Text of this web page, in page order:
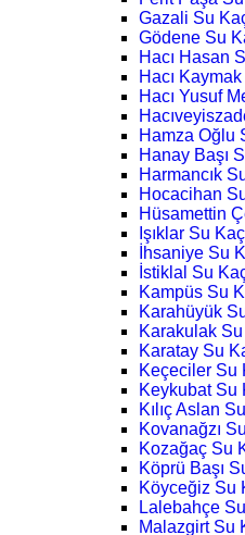
Gazali Su
Gödene Su
Hacı Hasan
Hacı
Hacı Yusuf
Hamza Oğlu
Hanay Başı
Harmancık
Hocacihan
Hüsamettin
Işıklar Su
İhsaniye Su
İstiklal Su
Kampüs Su
Karahüyük
Karakulak Su
Karatay Su
Keçeciler Su
Keykubat Su
Kılıç Aslan
Kovanağzı
Kozağaç Su
Köprü Başı
Köyceğiz Su
Lalebahçe
Malazgirt Su